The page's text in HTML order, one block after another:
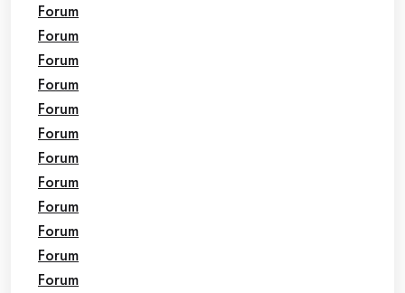
Forum
Forum
Forum
Forum
Forum
Forum
Forum
Forum
Forum
Forum
Forum
Forum